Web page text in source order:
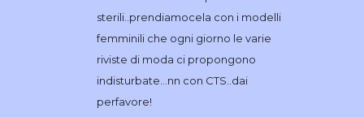
sterili..prendiamocela con i modelli
femminili che ogni giorno le varie
riviste di moda ci propongono
indisturbate…nn con CTS..dai
perfavore!